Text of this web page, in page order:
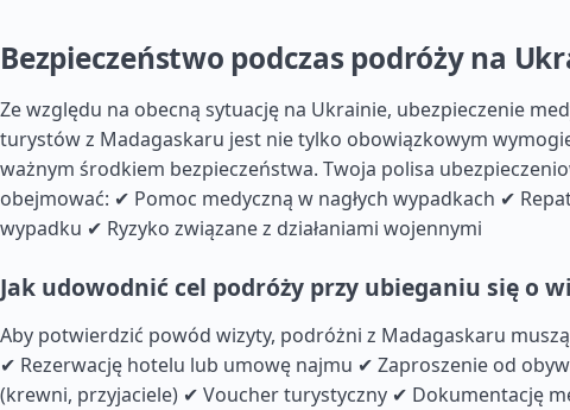
Bezpieczeństwo podczas podróży na
Ze względu na obecną sytuację na Ukrainie, ubezpieczenie
turystów z Madagaskaru jest nie tylko obowiązkowym
ważnym środkiem bezpieczeństwa. Twoja polisa
obejmować: ✔ Pomoc medyczną w nagłych wypadkach ✔
wypadku ✔ Ryzyko związane z działaniami wojennymi
Jak udowodnić cel podróży przy ubieganiu się o
Aby potwierdzić powód wizyty, podróżni z Madagaskaru
✔ Rezerwację hotelu lub umowę najmu ✔ Zaproszenie od
(krewni, przyjaciele) ✔ Voucher turystyczny ✔ Dokumentację